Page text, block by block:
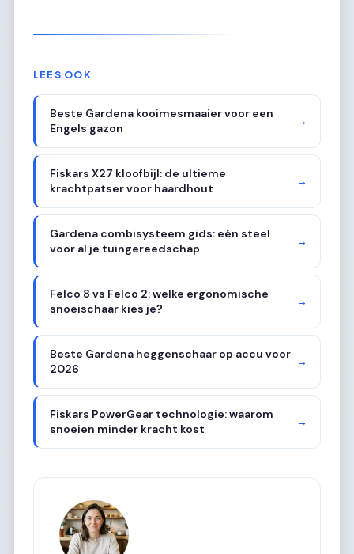
LEES OOK
Beste Gardena kooimesmaaier voor een
Engels gazon
→
Fiskars X27 kloofbijl: de ultieme
krachtpatser voor haardhout
→
Gardena combisysteem gids: eén steel
voor al je tuingereedschap
→
Felco 8 vs Felco 2: welke ergonomische
snoeischaar kies je?
→
Beste Gardena heggenschaar op accu voor
2026
→
Fiskars PowerGear technologie: waarom
snoeien minder kracht kost
→